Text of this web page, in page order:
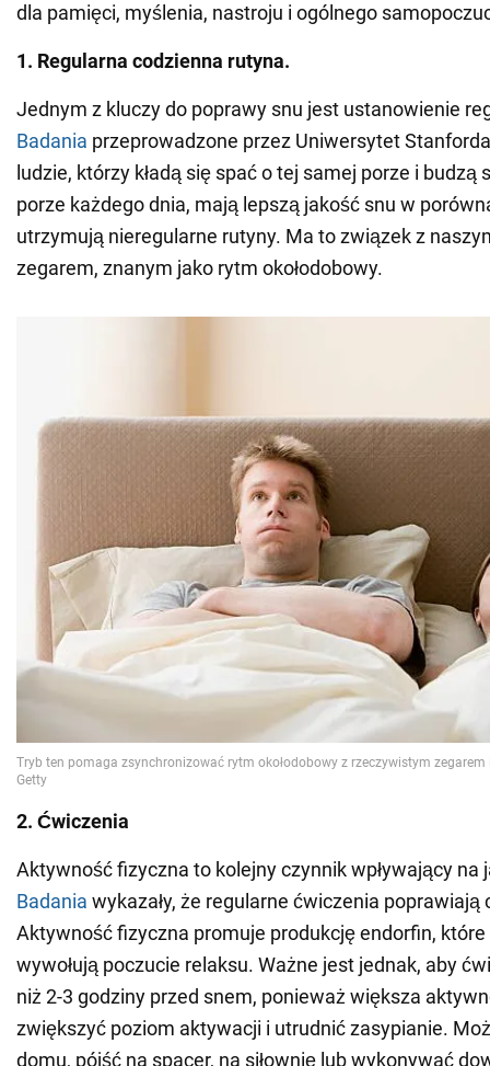
dla pamięci, myślenia, nastroju i ogólnego
1. Regularna codzienna rutyna.
Jednym z kluczy do poprawy snu jest ustanowienie
Badania przeprowadzone przez Uniwersytet
ludzie, którzy kładą się spać o tej samej porze i budzą
porze każdego dnia, mają lepszą jakość snu w
utrzymują nieregularne rutyny. Ma to związek z
zegarem, znanym jako rytm okołodobowy.
2. Ćwiczenia
Aktywność fizyczna to kolejny czynnik wpływający na
Badania wykazały, że regularne ćwiczenia poprawiają
Aktywność fizyczna promuje produkcję endorfin, które
wywołują poczucie relaksu. Ważne jest jednak, aby
niż 2-3 godziny przed snem, ponieważ większa
zwiększyć poziom aktywacji i utrudnić zasypianie.
domu, pójść na spacer, na siłownię lub wykonywać